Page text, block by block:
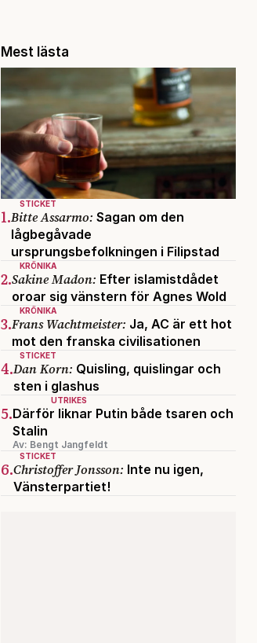
Mest lästa
STICKET
1.Bitte Assarmo: Sagan om den
lågbegåvade
ursprungsbefolkningen i Filipstad
KRÖNIKA
2.Sakine Madon: Efter islamistdådet
oroar sig vänstern för Agnes Wold
KRÖNIKA
3.Frans Wachtmeister: Ja, AC är ett hot
mot den franska civilisationen
STICKET
4.Dan Korn: Quisling, quislingar och
sten i glashus
UTRIKES
5.Därför liknar Putin både tsaren och
Stalin
Av: Bengt Jangfeldt
STICKET
6.Christoffer Jonsson: Inte nu igen,
Vänsterpartiet!